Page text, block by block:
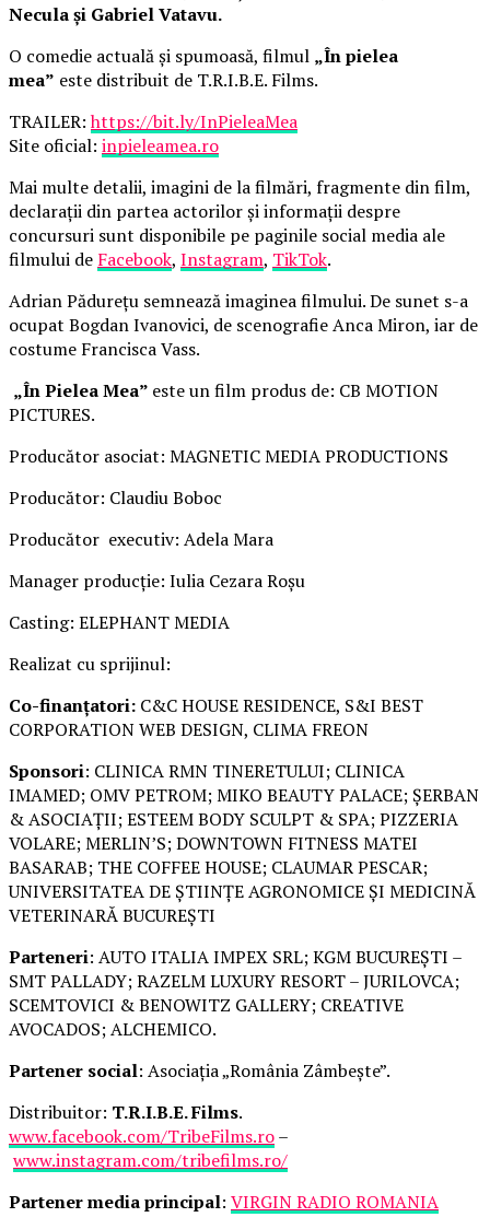
Necula și Gabriel Vatavu.
O comedie actuală și spumoasă, filmul „În pielea
mea” este distribuit de T.R.I.B.E. Films.
TRAILER:https://bit.ly/InPieleaMea
Site oficial: inpieleamea.ro
Mai multe detalii, imagini de la filmări, fragmente din film,
declarații din partea actorilor și informații despre
concursuri sunt disponibile pe paginile social media ale
filmului de Facebook, Instagram, TikTok.
Adrian Pădurețu semnează imaginea filmului. De sunet s-a
ocupat Bogdan Ivanovici, de scenografie Anca Miron, iar de
costume Francisca Vass.
„În Pielea Mea” este un film produs de: CB MOTION
PICTURES.
Producător asociat: MAGNETIC MEDIA PRODUCTIONS
Producător: Claudiu Boboc
Producător executiv: Adela Mara
Manager producție: Iulia Cezara Roșu
Casting: ELEPHANT MEDIA
Realizat cu sprijinul:
Co-finanțatori: C&C HOUSE RESIDENCE, S&I BEST
CORPORATION WEB DESIGN, CLIMA FREON
Sponsori: CLINICA RMN TINERETULUI; CLINICA
IMAMED; OMV PETROM; MIKO BEAUTY PALACE; ȘERBAN
& ASOCIAȚII; ESTEEM BODY SCULPT & SPA; PIZZERIA
VOLARE; MERLIN’S; DOWNTOWN FITNESS MATEI
BASARAB; THE COFFEE HOUSE; CLAUMAR PESCAR;
UNIVERSITATEA DE ȘTIINȚE AGRONOMICE ȘI MEDICINĂ
VETERINARĂ BUCUREȘTI
Parteneri: AUTO ITALIA IMPEX SRL; KGM BUCUREȘTI –
SMT PALLADY; RAZELM LUXURY RESORT – JURILOVCA;
SCEMTOVICI & BENOWITZ GALLERY; CREATIVE
AVOCADOS; ALCHEMICO.
Partener social: Asociația „România Zâmbește”.
Distribuitor: T.R.I.B.E. Films.
www.facebook.com/TribeFilms.ro–
www.instagram.com/tribefilms.ro/
Partener media principal: VIRGIN RADIO ROMANIA